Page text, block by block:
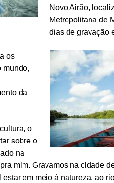
Novo Airão,
Metropolitana de
dias de gravação
os
mundo,
da
o
sobre o
na
mim. Gravamos na cidade
em meio à natureza, ao